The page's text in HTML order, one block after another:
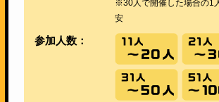
※30人で開催した場合の1
安
参加人数：